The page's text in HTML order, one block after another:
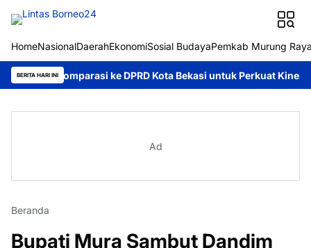
HomeNasionalDaerahEkonomiSosial BudayaPemkab Murung
BERITA HARI INIke DPRD Kota Bekasi untuk Perkuat Kinerja
Ad
Beranda
Bupati Mura Sambut Dandim